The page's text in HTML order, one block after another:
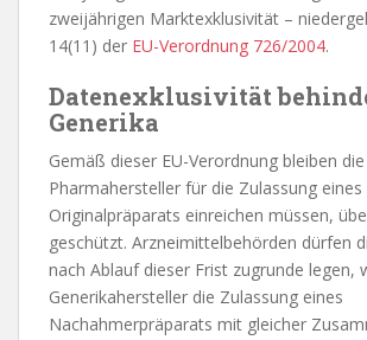
zweijährigen Marktexklusivität –
14(11) der EU-Verordnung 726/2004.
Datenexklusivität
Generika
Gemäß dieser EU-Verordnung bleiben
Pharmahersteller für die Zulassung eines
Originalpräparats einreichen müssen,
geschützt. Arzneimittelbehörden dürfen
nach Ablauf dieser Frist zugrunde legen,
Generikahersteller die Zulassung eines
Nachahmerpräparats mit gleicher